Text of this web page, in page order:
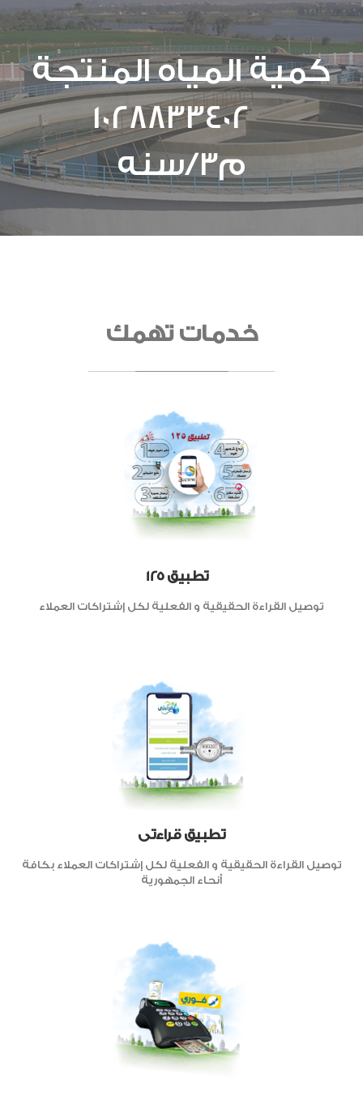
كمية المياه المنتجة
1028833402
م3/سنه
خدمات تهمك
125 تطبيق
توصيل القراءة الحقيقية و الفعلية لكل إشتراكات العملاء
تطبيق قراءتى
توصيل القراءة الحقيقية و الفعلية لكل إشتراكات العملاء بكافة
أنحاء الجمهورية